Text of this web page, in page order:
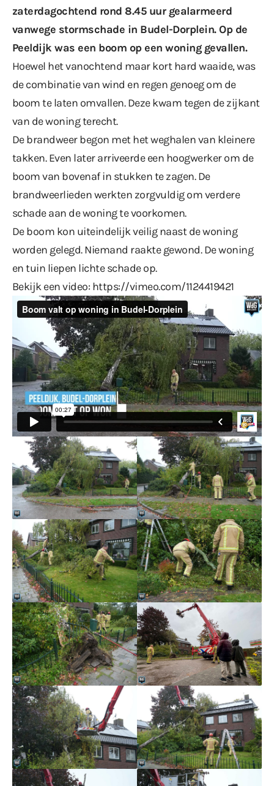
zaterdagochtend rond 8.45 uur gealarmeerd
vanwege stormschade in Budel-Dorplein. Op de
Peeldijk was een boom op een woning gevallen.
Hoewel het vanochtend maar kort hard waaide, was
de combinatie van wind en regen genoeg om de
boom te laten omvallen. Deze kwam tegen de zijkant
van de woning terecht.
De brandweer begon met het weghalen van kleinere
takken. Even later arriveerde een hoogwerker om de
boom van bovenaf in stukken te zagen. De
brandweerlieden werkten zorgvuldig om verdere
schade aan de woning te voorkomen.
De boom kon uiteindelijk veilig naast de woning
worden gelegd. Niemand raakte gewond. De woning
en tuin liepen lichte schade op.
Bekijk een video: https://vimeo.com/1124419421